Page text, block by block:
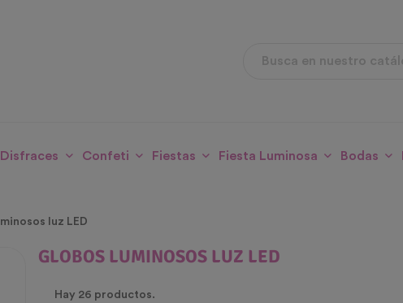
Disfraces Confeti Fiestas Fiesta Luminosa Bodas
luz LED
GLOBOS LUMINOSOS LUZ LED
Hay 26 productos.